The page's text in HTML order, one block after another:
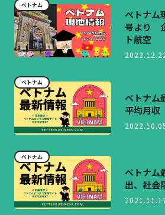
ベトナム
ベトナム
号より
ト航空
ベトナム
ベトナ
平均月
ベトナム
ベトナ
出、社会